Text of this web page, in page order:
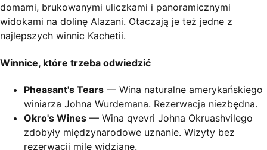
domami, brukowanymi uliczkami i panoramicznymi
widokami na dolinę Alazani. Otaczają je też jedne z
najlepszych winnic Kachetii.
Winnice, które trzeba odwiedzić
Pheasant's Tears — Wina naturalne amerykańskiego
winiarza Johna Wurdemana. Rezerwacja niezbędna.
Okro's Wines — Wina qvevri Johna Okruashvilego
zdobyły międzynarodowe uznanie. Wizyty bez
rezerwacji mile widziane.